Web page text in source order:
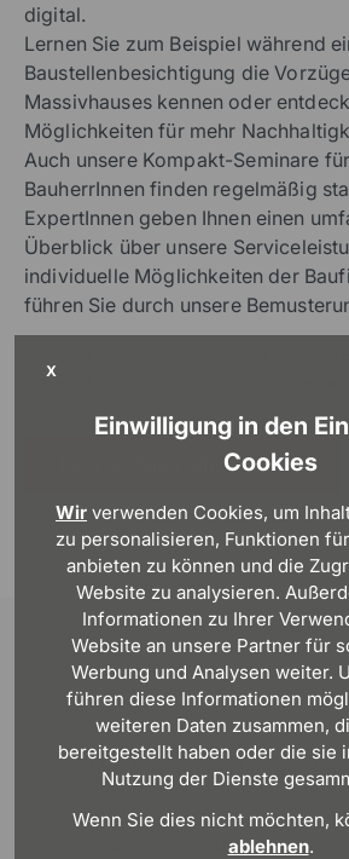
X
Einwilligung in den
Cookies
Wir verwenden Cookies, um
zu personalisieren, Funktionen
anbieten zu können und die
Website zu analysieren.
Informationen zu Ihrer
Website an unsere Partner für
Werbung und Analysen weiter.
führen diese Informationen
weiteren Daten zusammen,
bereitgestellt haben oder die sie
Nutzung der Dienste
Wenn Sie dies nicht möchten,
ablehnen.
digital.
Lernen Sie zum Beispiel während
Baustellenbesichtigung die
Massivhauses kennen oder
Möglichkeiten für mehr
Auch unsere Kompakt-Seminare
BauherrInnen finden regelmäßig
ExpertInnen geben Ihnen einen
Überblick über unsere
individuelle Möglichkeiten der
führen Sie durch unsere
Veranstaltung an, wir freuen uns auf
Passende Veranstaltungen finden
Muster­haus­parks und
büros
Besuchen Sie uns in einem